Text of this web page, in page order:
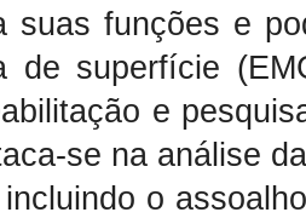
suas funções e
de superfície
e
se na análise
o